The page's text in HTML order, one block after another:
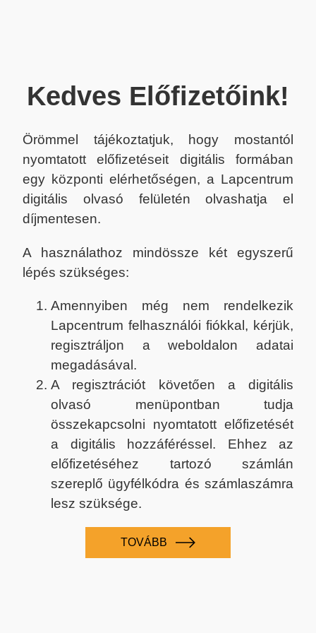
Kedves Előfizetőink!
Örömmel tájékoztatjuk, hogy mostantól
nyomtatott előfizetéseit digitális formában
egy központi elérhetőségen, a Lapcentrum
digitális olvasó felületén olvashatja el
díjmentesen.
A használathoz mindössze két egyszerű
lépés szükséges:
Amennyiben még nem rendelkezik
Lapcentrum felhasználói fiókkal, kérjük,
regisztráljon a weboldalon adatai
megadásával.
A regisztrációt követően a digitális
olvasó menüpontban tudja
összekapcsolni nyomtatott előfizetését
a digitális hozzáféréssel. Ehhez az
előfizetéséhez tartozó számlán
szereplő ügyfélkódra és számlaszámra
lesz szüksége.
TOVÁBB